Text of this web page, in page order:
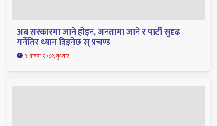
अब सरकारमा जाने होइन, जनतामा जाने र पार्टी सुदृढ
गर्नेतिर ध्यान दिइनेछ स् प्रचण्ड
९ श्रावण २०८१, बुधवार